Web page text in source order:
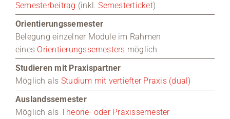
Semesterbeitrag (inkl.Semesterticket)
Orientierungssemester
Belegung einzelner Module im Rahmen
eines Orientierungssemesters möglich
Studieren mit Praxispartner
Möglich als Studium mit vertiefter Praxis (dual)
Auslandssemester
Möglich als Theorie- oder Praxissemester